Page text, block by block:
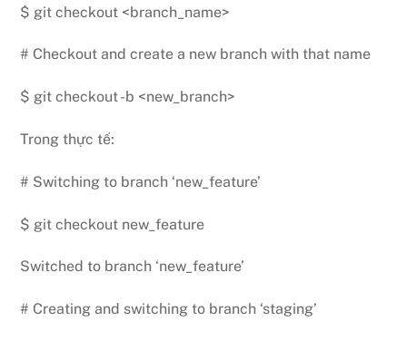
$ git checkout <branch_name>
# Checkout and create a new branch with that name
$ git checkout -b <new_branch>
Trong thực tế:
# Switching to branch ‘new_feature’
$ git checkout new_feature
Switched to branch ‘new_feature’
# Creating and switching to branch ‘staging’